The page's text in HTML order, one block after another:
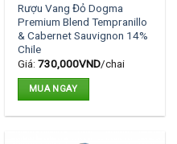
Rượu Vang Đỏ Dogma
Premium Blend Tempranillo
& Cabernet Sauvignon 14%
Chile
Giá: 730,000VND/chai
MUA NGAY